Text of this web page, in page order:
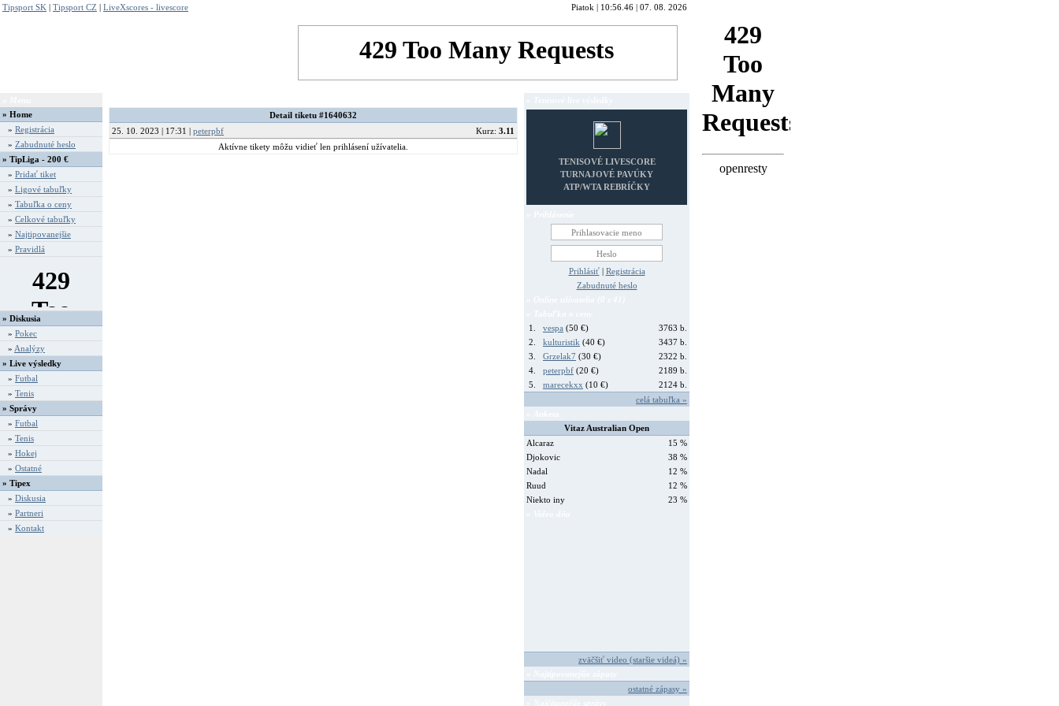
Tipsport SK | Tipsport CZ | LiveXscores - livescore Piatok | 10:56.46 | 07. 08. 2026
» Home
» Registrácia
» Zabudnuté heslo
» TipLiga - 200 €
» Pridať tiket
» Ligové tabuľky
» Tabuľka o ceny
» Celkové tabuľky
» Najtipovanejšie
» Pravidlá
» Diskusia
» Pokec
» Analýzy
» Live výsledky
» Futbal
» Tenis
» Správy
» Futbal
» Tenis
» Hokej
» Ostatné
» Tipex
» Diskusia
» Partneri
» Kontakt
Detail tiketu #1640632
25. 10. 2023 | 17:31 | peterpbf Kurz: 3.11
Aktívne tikety môžu vidieť len prihlásení užívatelia.
TENISOVÉ LIVESCORE
TURNAJOVÉ PAVÚKY
ATP/WTA REBRÍČKY
Prihlásiť| Registrácia
Zabudnuté heslo
1.
vespa (50 €)
3763 b.
2.
kulturistik (40 €)
3437 b.
3.
Grzelak7 (30 €)
2322 b.
4.
peterpbf (20 €)
2189 b.
5.
marecekxx (10 €)
2124 b.
celá tabuľka »
Vitaz Australian Open
Alcaraz
15 %
Djokovic
38 %
Nadal
12 %
Ruud
12 %
Niekto iny
23 %
zväčšiť video (staršie videá) »
ostatné zápasy »